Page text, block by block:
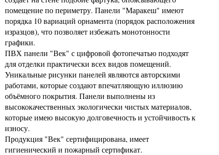
помещение по периметру. Панели "Маракеш" имеют
порядка 10 вариаций орнамента (порядок расположения
изразцов), что позволяет избежать монотонности
графики.
ПВХ панели "Век" с цифровой фотопечатью подходят
для отделки практически всех видов помещений.
Уникальные рисунки панелей являются авторскими
работами, которые создают впечатляющую иллюзию
объёмного покрытия. Панели выполнены из
высококачественных экологически чистых материалов,
которые имею высокую долговечность и устойчивость к
износу.
Продукция "Век" сертифицирована, имеет
гигиенический и пожарный сертификат.